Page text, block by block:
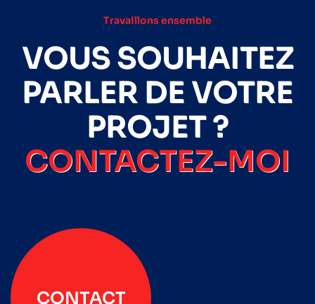
Travaillons ensemble
VOUS SOUHAITEZ
PARLER DE VOTRE
PROJET ?
CONTACTEZ-MOI
CONTACT